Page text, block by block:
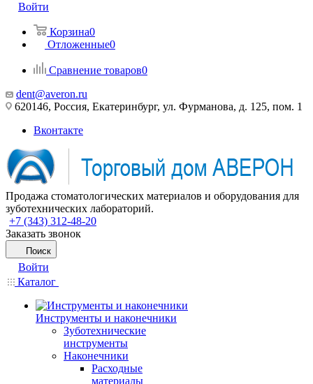
Войти
Корзина0
Отложенные0
Сравнение товаров0
dent@averon.ru
620146, Россия, Екатеринбург, ул. Фурманова, д. 125, пом. 1
Вконтакте
Продажа стоматологических материалов и оборудования для
зуботехнических лабораторий.
+7 (343) 312-48-20
Заказать звонок
Поиск
Войти
Каталог
Инструменты и наконечники
Зуботехнические
инструменты
Наконечники
Расходные
материалы